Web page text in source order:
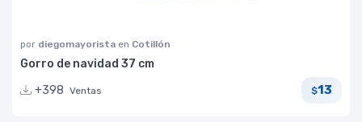
por diegomayorista en Cotillón
Gorro de navidad 37 cm
+398 Ventas $13